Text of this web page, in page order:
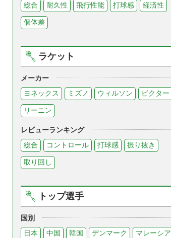
総合
耐久性 飛行性能 打球感 経済性
個体差
ラケット
メーカー
ヨネックス
ミズノ ウィルソン ビクター
リーニン
レビューランキング
総合
コントロール 打球感 振り抜き
取り回し
トップ選手
国別
日本
中国 韓国 デンマーク マレーシア